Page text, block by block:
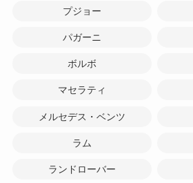
プジョー
パガーニ
ボルボ
マセラティ
メルセデス・ベンツ
ラム
ランドローバー